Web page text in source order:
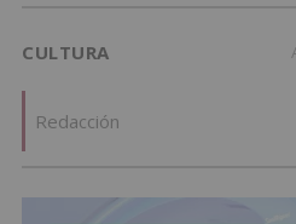
CULTURA
Redacción